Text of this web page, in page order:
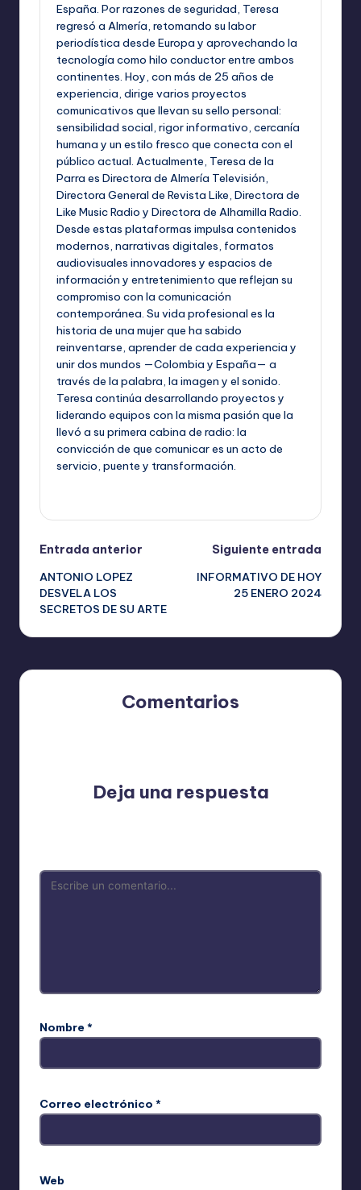
España. Por razones de seguridad, Teresa
regresó a Almería, retomando su labor
periodística desde Europa y aprovechando la
tecnología como hilo conductor entre ambos
continentes. Hoy, con más de 25 años de
experiencia, dirige varios proyectos
comunicativos que llevan su sello personal:
sensibilidad social, rigor informativo, cercanía
humana y un estilo fresco que conecta con el
público actual. Actualmente, Teresa de la
Parra es Directora de Almería Televisión,
Directora General de Revista Like, Directora de
Like Music Radio y Directora de Alhamilla Radio.
Desde estas plataformas impulsa contenidos
modernos, narrativas digitales, formatos
audiovisuales innovadores y espacios de
información y entretenimiento que reflejan su
compromiso con la comunicación
contemporánea. Su vida profesional es la
historia de una mujer que ha sabido
reinventarse, aprender de cada experiencia y
unir dos mundos —Colombia y España— a
través de la palabra, la imagen y el sonido.
Teresa continúa desarrollando proyectos y
liderando equipos con la misma pasión que la
llevó a su primera cabina de radio: la
convicción de que comunicar es un acto de
servicio, puente y transformación.
Navegación
de
entradas
Entrada anterior
ANTONIO LOPEZ
DESVELA LOS
SECRETOS DE SU ARTE
Siguiente entrada
INFORMATIVO DE HOY
25 ENERO 2024
Comentarios
Deja una respuesta
Nombre *
Correo electrónico *
Web